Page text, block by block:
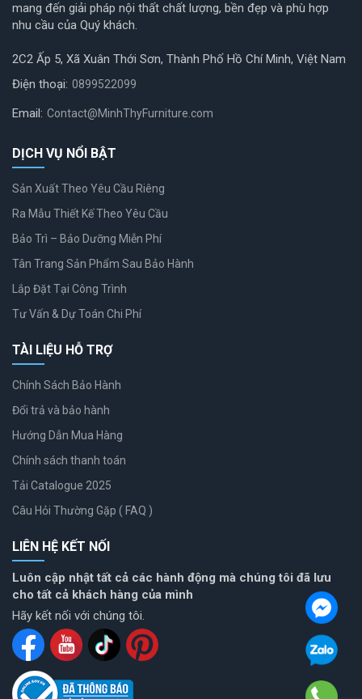
mang đến giải pháp nội thất chất lượng, bền đẹp và phù hợp
nhu cầu của Quý khách.
2C2 Ấp 5, Xã Xuân Thới Sơn, Thành Phố Hồ Chí Minh, Việt Nam
Điện thoại: 0899522099
Email: Contact@MinhThyFurniture.com
DỊCH VỤ NỔI BẬT
Sản Xuất Theo Yêu Cầu Riêng
Ra Mẫu Thiết Kế Theo Yêu Cầu
Bảo Trì – Bảo Dưỡng Miễn Phí
Tân Trang Sản Phẩm Sau Bảo Hành
Lắp Đặt Tại Công Trình
Tư Vấn & Dự Toán Chi Phí
TÀI LIỆU HỖ TRỢ
Chính Sách Bảo Hành
Đổi trả và bảo hành
Hướng Dẫn Mua Hàng
Chính sách thanh toán
Tải Catalogue 2025
Câu Hỏi Thường Gặp ( FAQ )
LIÊN HỆ KẾT NỐI
Luôn cập nhật tất cả các hành động mà chúng tôi đã lưu
cho tất cả khách hàng của mình
Hãy kết nối với chúng tôi.